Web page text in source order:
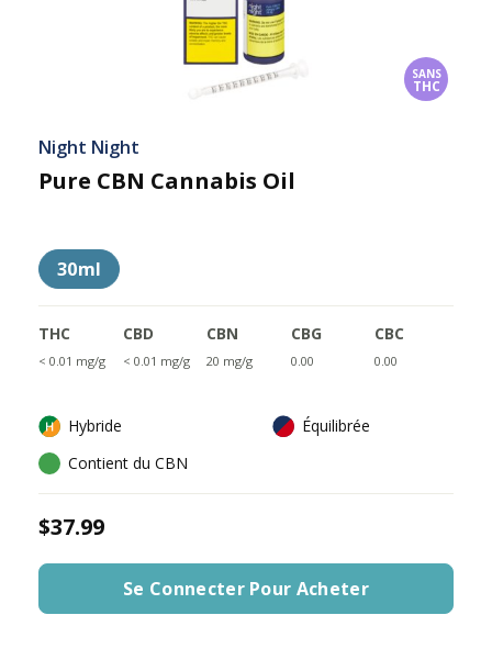
SANS
THC
Night Night
Pure CBN Cannabis Oil
30ml
THC
< 0.01 mg/g
CBD
< 0.01 mg/g
CBN
20 mg/g
CBG
0.00
CBC
0.00
Hybride
Équilibrée
Contient du CBN
$37.99
Se Connecter Pour Acheter